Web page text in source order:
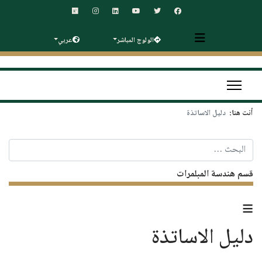
الولوج المباشر عربي
أنت هنا: دليل الاساتذة
البحث
قسم هندسة المبلمرات
≡
دليل الاساتذة